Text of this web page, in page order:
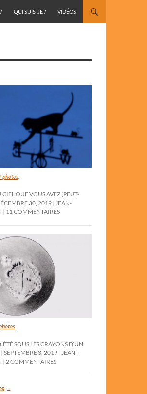
QUI SUIS-JE ? VIDÉOS
photos.
QUE VOUS AVEZ (PEUT-
30, 2019 JEAN-
11 COMMENTAIRES
SOUS LES CRAYONS D’UN
SEPTEMBRE 3, 2019
JEAN-
2 COMMENTAIRES
→